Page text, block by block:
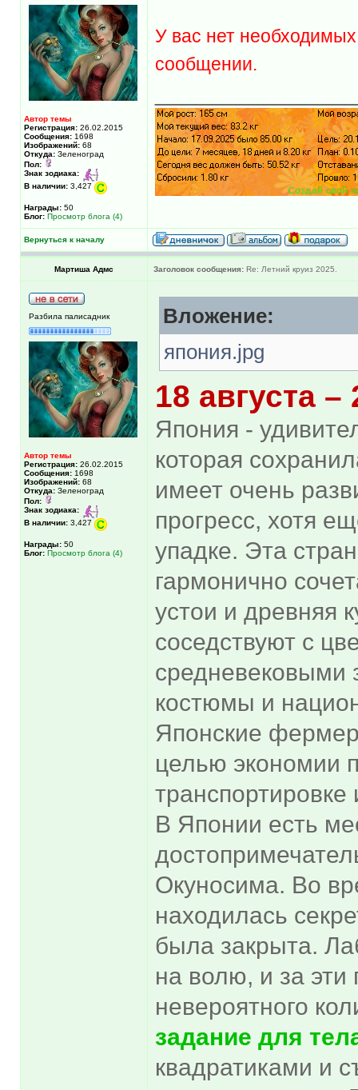
Автор темы
Регистрация: 26.02.2015
Сообщения: 1698
Изображений: 68
Откуда: Зеленоград
Пол:
Знак зодиака:
В наличии: 3,427
Награды: 50
Блог: Просмотр блога (4)
У вас нет
сообщении.
Вернуться к началу
Мартиша Адмс Заголовок сообщения: Re: Летний круиз 2025.
Разбила палисадник
Автор темы
Регистрация: 26.02.2015
Сообщения: 1698
Изображений: 68
Откуда: Зеленоград
Пол:
Знак зодиака:
В наличии: 3,427
Награды: 50
Блог: Просмотр блога (4)
Вложение:
япония.jpg
18 августа
Япония -
которая
имеет очень
прогресс, хотя
упадке. Эта
гармонично
устои и древняя
соседствуют с
средневековыми
костюмы и
Японские
целью экономии
транспортировке
В Японии есть
Окуносима. Во
находилась
была закрыта.
на волю, и за
невероятного
задание для
квадратиками и